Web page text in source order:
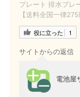
プレート 排水プレ
【送料全国一律275
役に立った 1
サイトからの返信
電池屋